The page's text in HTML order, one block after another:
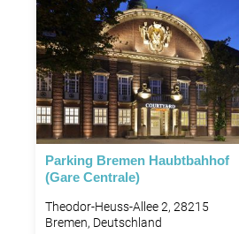
Parking Bremen Haubtbahhof
(Gare Centrale)
Theodor-Heuss-Allee 2, 28215
Bremen, Deutschland